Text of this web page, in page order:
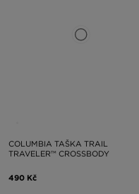
COLUMBIA TAŠKA TRAIL
TRAVELER™ CROSSBODY
490 Kč